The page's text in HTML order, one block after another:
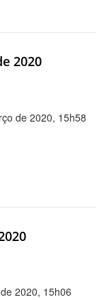
2020
de 2020, 15h58
2020, 15h06